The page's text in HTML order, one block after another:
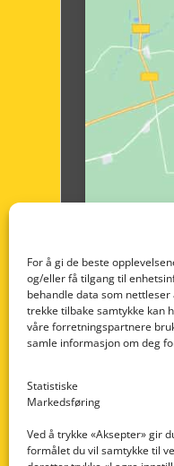
For å gi de beste
og/eller få tilgang til
behandle data som
trekke tilbake samtykke kan
våre forretningspartnere
samle informasjon om deg
Statistiske
Markedsføring
Ved å trykke «Aksepter» gir
formålet du vil samtykke til
Nedre